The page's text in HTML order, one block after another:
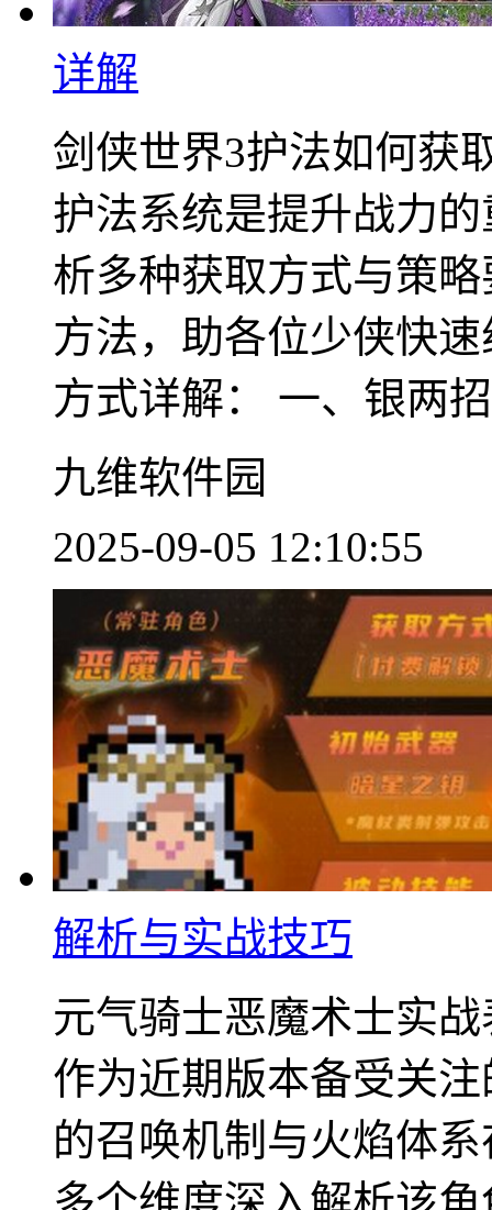
详解
剑侠世界3护法如何获
护法系统是提升战力
析多种获取方式与策
方法，助各位少侠快
方式详解： 一、银两
九维软件园
2025-09-05 12:10:55
解析与实战技巧
元气骑士恶魔术士实
作为近期版本备受关
的召唤机制与火焰体